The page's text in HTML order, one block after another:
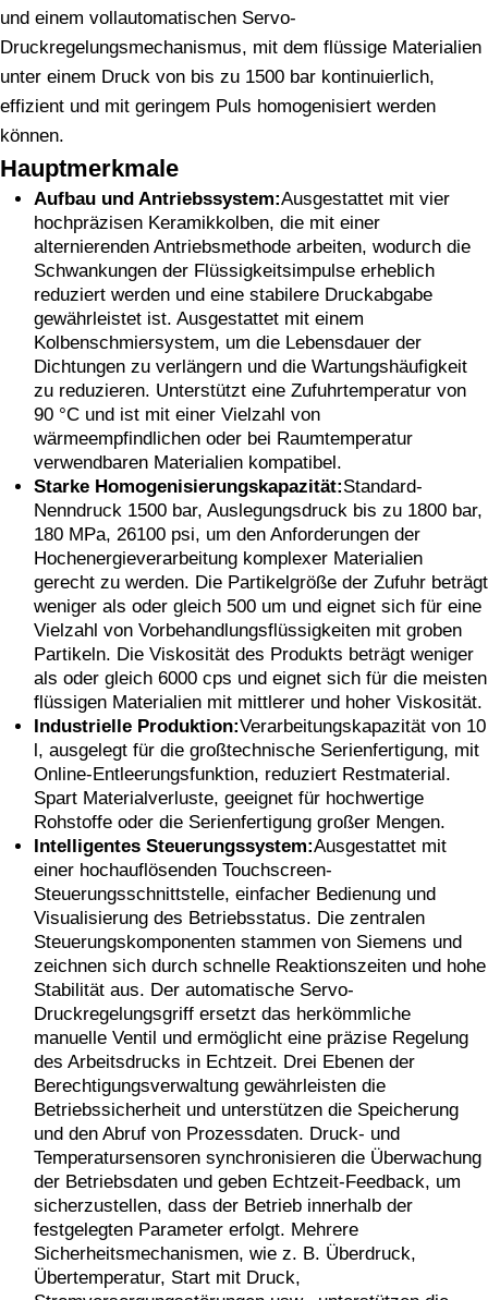
und einem vollautomatischen Servo-
Druckregelungsmechanismus, mit dem flüssige Materialien
unter einem Druck von bis zu 1500 bar kontinuierlich,
effizient und mit geringem Puls homogenisiert werden
können.
Hauptmerkmale
Aufbau und Antriebssystem:Ausgestattet mit vier
hochpräzisen Keramikkolben, die mit einer
alternierenden Antriebsmethode arbeiten, wodurch die
Schwankungen der Flüssigkeitsimpulse erheblich
reduziert werden und eine stabilere Druckabgabe
gewährleistet ist. Ausgestattet mit einem
Kolbenschmiersystem, um die Lebensdauer der
Dichtungen zu verlängern und die Wartungshäufigkeit
zu reduzieren. Unterstützt eine Zufuhrtemperatur von
90 °C und ist mit einer Vielzahl von
wärmeempfindlichen oder bei Raumtemperatur
verwendbaren Materialien kompatibel.
Starke Homogenisierungskapazität:Standard-
Nenndruck 1500 bar, Auslegungsdruck bis zu 1800 bar,
180 MPa, 26100 psi, um den Anforderungen der
Hochenergieverarbeitung komplexer Materialien
gerecht zu werden. Die Partikelgröße der Zufuhr beträgt
weniger als oder gleich 500 um und eignet sich für eine
Vielzahl von Vorbehandlungsflüssigkeiten mit groben
Partikeln. Die Viskosität des Produkts beträgt weniger
als oder gleich 6000 cps und eignet sich für die meisten
flüssigen Materialien mit mittlerer und hoher Viskosität.
Industrielle Produktion:Verarbeitungskapazität von 10
l, ausgelegt für die großtechnische Serienfertigung, mit
Online-Entleerungsfunktion, reduziert Restmaterial.
Spart Materialverluste, geeignet für hochwertige
Rohstoffe oder die Serienfertigung großer Mengen.
Intelligentes Steuerungssystem:Ausgestattet mit
einer hochauflösenden Touchscreen-
Steuerungsschnittstelle, einfacher Bedienung und
Visualisierung des Betriebsstatus. Die zentralen
Steuerungskomponenten stammen von Siemens und
zeichnen sich durch schnelle Reaktionszeiten und hohe
Stabilität aus. Der automatische Servo-
Druckregelungsgriff ersetzt das herkömmliche
manuelle Ventil und ermöglicht eine präzise Regelung
des Arbeitsdrucks in Echtzeit. Drei Ebenen der
Berechtigungsverwaltung gewährleisten die
Betriebssicherheit und unterstützen die Speicherung
und den Abruf von Prozessdaten. Druck- und
Temperatursensoren synchronisieren die Überwachung
der Betriebsdaten und geben Echtzeit-Feedback, um
sicherzustellen, dass der Betrieb innerhalb der
festgelegten Parameter erfolgt. Mehrere
Sicherheitsmechanismen, wie z. B. Überdruck,
Übertemperatur, Start mit Druck,